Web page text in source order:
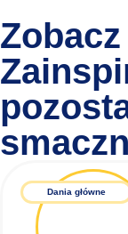
Zobacz
Dania główne